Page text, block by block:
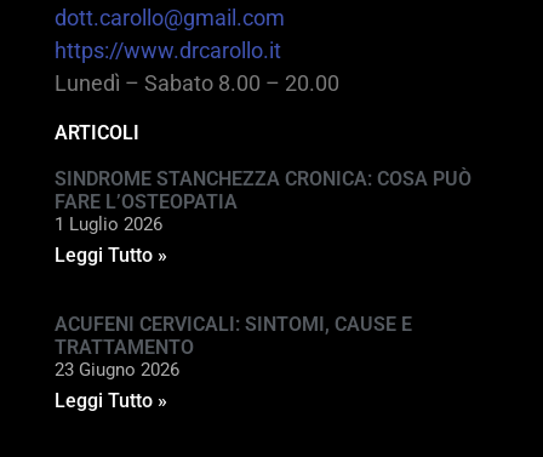
dott.carollo@gmail.com
https://www.drcarollo.it
Lunedì – Sabato 8.00 – 20.00
ARTICOLI
SINDROME STANCHEZZA CRONICA: COSA PUÒ
FARE L’OSTEOPATIA
1 Luglio 2026
Leggi Tutto »
ACUFENI CERVICALI: SINTOMI, CAUSE E
TRATTAMENTO
23 Giugno 2026
Leggi Tutto »